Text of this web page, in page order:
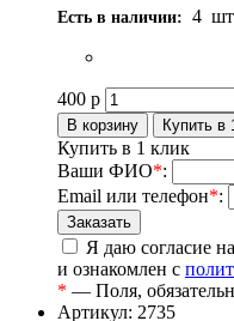
Есть в наличии: 4
400 р
Купить в 1 клик
Ваши ФИО*:
Email или телефон*:
Я даю согласие
и ознакомлен с
* — Поля,
Артикул: 2735